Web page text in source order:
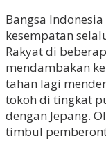
Bangsa
kesempatan
Rakyat di
mendambakan
tahan lagi
tokoh di tingkat
dengan Jepang.
timbul